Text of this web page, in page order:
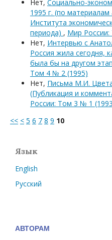
Нет, Социально-
1995 г. (по
Института
периода) , Мир
Нет, Интервью с
Россия жила сегодня,
была бы на другом
Том 4 № 2 (1995)
Нет, Письма М.И.
(Публикация и
России: Том 3 № 1
<< < 5 6 7 8 9 10
Язык
English
Русский
АВТОРАМ